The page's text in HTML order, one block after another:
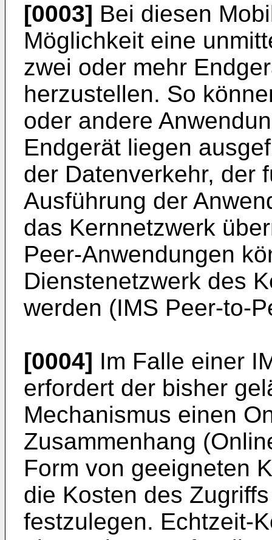
[0003] Bei diesen
Möglichkeit eine
zwei oder mehr
herzustellen. So
oder andere
Endgerät liegen
der Datenverkehr, der
Ausführung der
das Kernnetzwerk
Peer-Anwendungen
Dienstenetzwerk des
werden (IMS Peer-to-
[0004] Im Falle einer
erfordert der bisher
Mechanismus einen
Zusammenhang
Form von geeigneten
die Kosten des
festzulegen. Echtzeit-